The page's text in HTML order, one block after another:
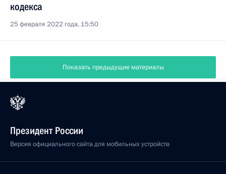
кодекса
25 февраля 2022 года, 15:50
Показать предыдущие материалы
Президент России
Версия официального сайта для мобильных устройств